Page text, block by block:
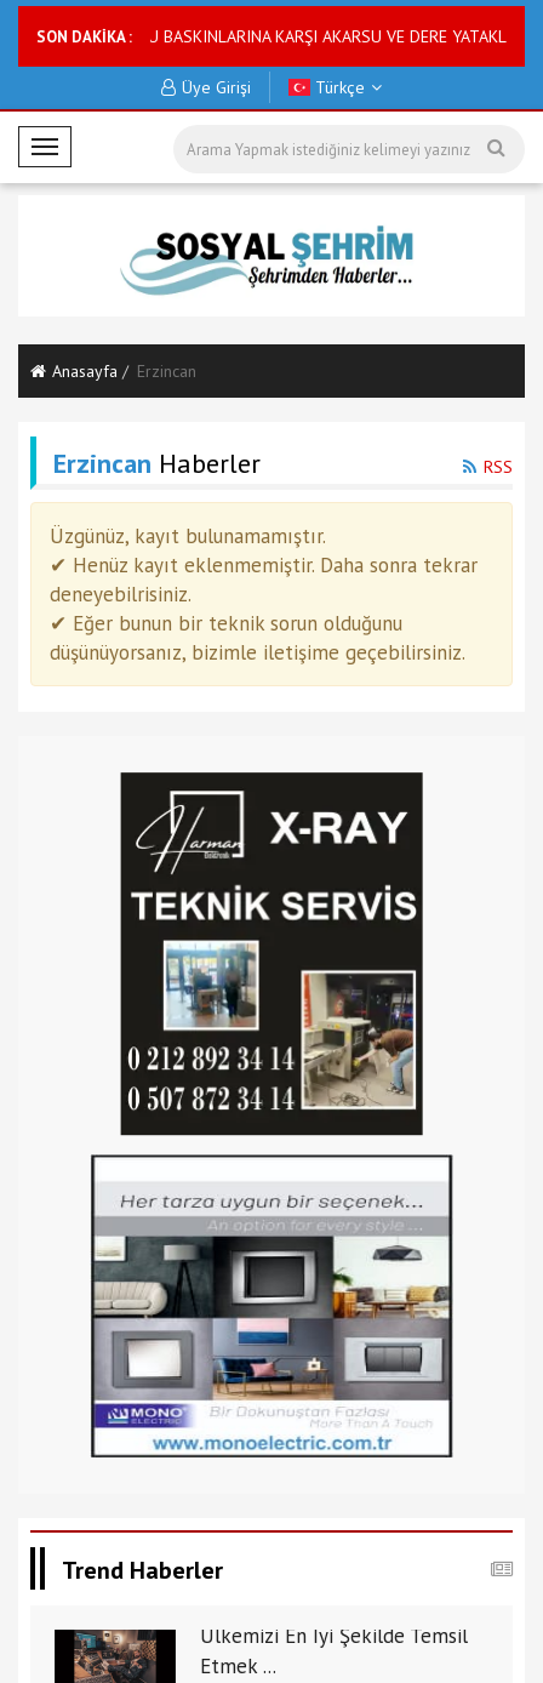
SON DAKİKA :ASKİ SU BASKINLARINA KARŞI AKARSU VE DERE YATAKLARINI
Üye Girişi Türkçe
M
o
üAnasayfa Erzincan
Erzincan Haberler RSS
Üzgünüz, kayıt bulunamamıştır.
✔ Henüz kayıt eklenmemiştir. Daha sonra tekrar
deneyebilrisiniz.
✔ Eğer bunun bir teknik sorun olduğunu
düşünüyorsanız, bizimle iletişime geçebilirsiniz.
Trend Haberler
Ülkemizi En İyi Şekilde Temsil
Etmek ...